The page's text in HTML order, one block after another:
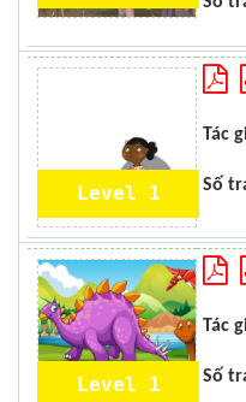
Level 1
Tác
Số
Level 1
Tác
Số